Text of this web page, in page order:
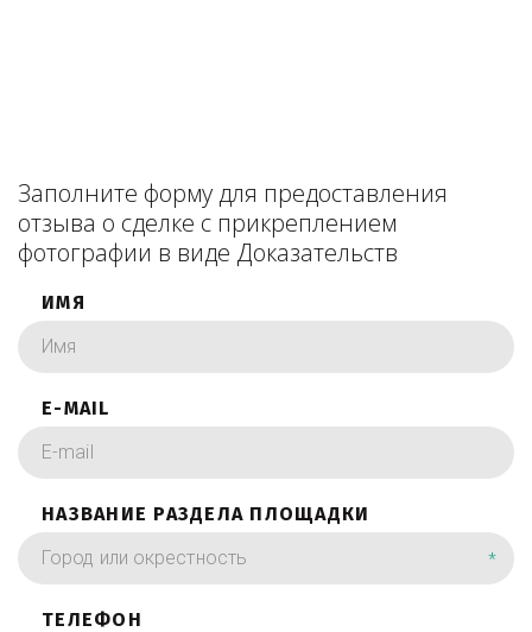
Заполните форму для предоставления
отзыва о сделке с прикреплением
фотографии в виде Доказательств
ИМЯ
E-MAIL
НАЗВАНИЕ РАЗДЕЛА ПЛОЩАДКИ
*
ТЕЛЕФОН